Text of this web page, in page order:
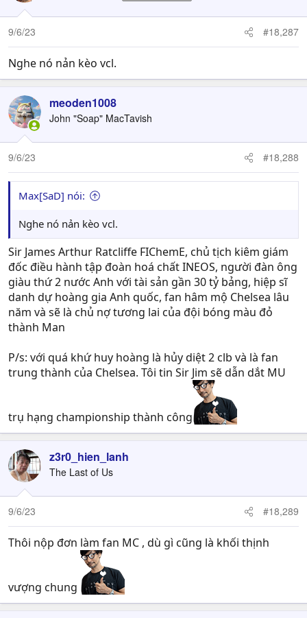
9/6/23 #18,287
Nghe nó nản kèo vcl.
meoden1008
John "Soap" MacTavish
9/6/23 #18,288
Max[SaD] nói:
Nghe nó nản kèo vcl.
Sir James Arthur Ratcliffe FIChemE, chủ tịch kiêm giám
đốc điều hành tập đoàn hoá chất INEOS, người đàn ông
giàu thứ 2 nước Anh với tài sản gần 30 tỷ bảng, hiệp sĩ
danh dự hoàng gia Anh quốc, fan hâm mộ Chelsea lâu
năm và sẽ là chủ nợ tương lai của đội bóng màu đỏ
thành Man
P/s: với quá khứ huy hoàng là hủy diệt 2 clb và là fan
trung thành của Chelsea. Tôi tin Sir Jim sẽ dẫn dắt MU
trụ hạng championship thành công
z3r0_hien_lanh
The Last of Us
9/6/23 #18,289
Thôi nộp đơn làm fan MC , dù gì cũng là khối thịnh
vượng chung